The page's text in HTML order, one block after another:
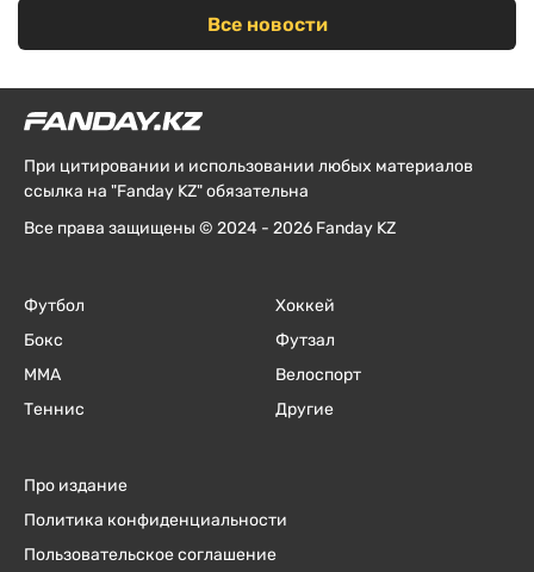
Все новости
При цитировании и использовании любых материалов
ссылка на "Fanday KZ" обязательна
Все права защищены © 2024 - 2026 Fanday KZ
Футбол
Бокс
ММА
Теннис
Хоккей
Футзал
Велоспорт
Другие
Про издание
Политика конфиденциальности
Пользовательское соглашение